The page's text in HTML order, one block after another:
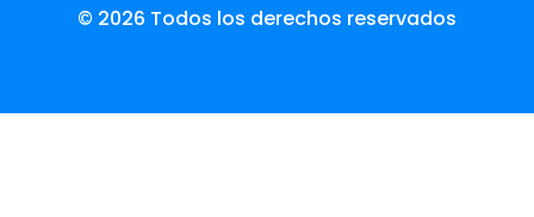
© 2026 Todos los derechos reservados